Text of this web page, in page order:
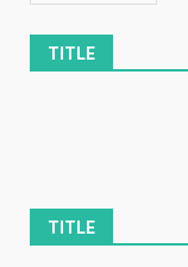
TITLE
TITLE